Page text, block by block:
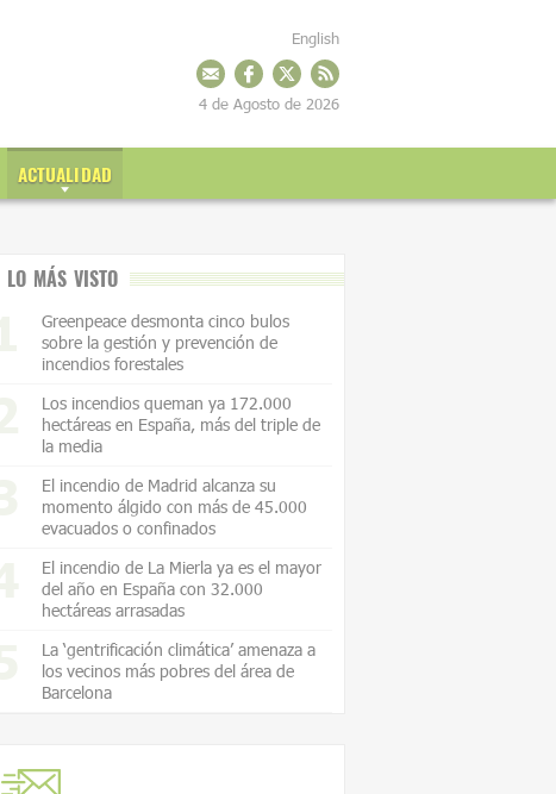
ACTUALIDAD
English
4 de Agosto de 2026
LO MÁS VISTO
Greenpeace desmonta cinco bulos
sobre la gestión y prevención de
incendios forestales
Los incendios queman ya 172.000
hectáreas en España, más del triple de
la media
El incendio de Madrid alcanza su
momento álgido con más de 45.000
evacuados o confinados
El incendio de La Mierla ya es el mayor
del año en España con 32.000
hectáreas arrasadas
La ‘gentrificación climática’ amenaza a
los vecinos más pobres del área de
Barcelona